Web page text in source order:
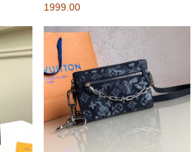
1999.00